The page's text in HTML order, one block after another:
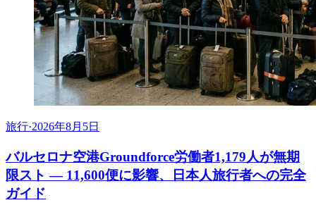
旅行·2026年8月5日
バルセロナ空港Groundforce労働者1,179人が無期
限スト ― 11,600便に影響、日本人旅行者への完全
ガイド